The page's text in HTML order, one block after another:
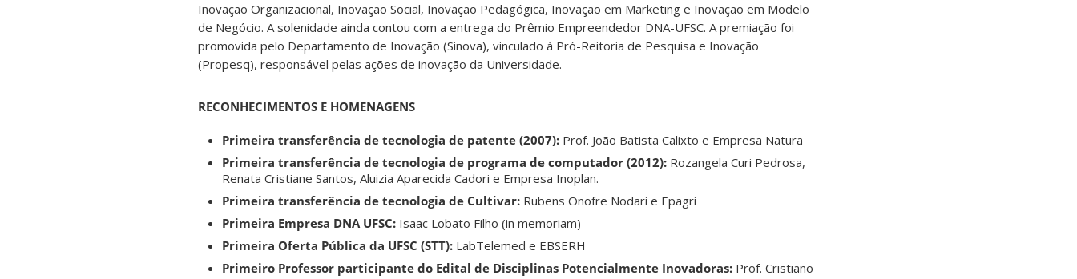
Inovação Organizacional, Inovação Social, Inovação Pedagógica, Inovação em Marketing e Inovação em Modelo
de Negócio. A solenidade ainda contou com a entrega do Prêmio Empreendedor DNA-UFSC. A premiação foi
promovida pelo Departamento de Inovação (Sinova), vinculado à Pró-Reitoria de Pesquisa e Inovação
(Propesq), responsável pelas ações de inovação da Universidade.
RECONHECIMENTOS E HOMENAGENS
Primeira transferência de tecnologia de patente (2007): Prof. João Batista Calixto e Empresa Natura
Primeira transferência de tecnologia de programa de computador (2012): Rozangela Curi Pedrosa,
Renata Cristiane Santos, Aluizia Aparecida Cadori e Empresa Inoplan.
Primeira transferência de tecnologia de Cultivar: Rubens Onofre Nodari e Epagri
Primeira Empresa DNA UFSC: Isaac Lobato Filho (in memoriam)
Primeira Oferta Pública da UFSC (STT): LabTelemed e EBSERH
Primeiro Professor participante do Edital de Disciplinas Potencialmente Inovadoras: Prof. Cristiano